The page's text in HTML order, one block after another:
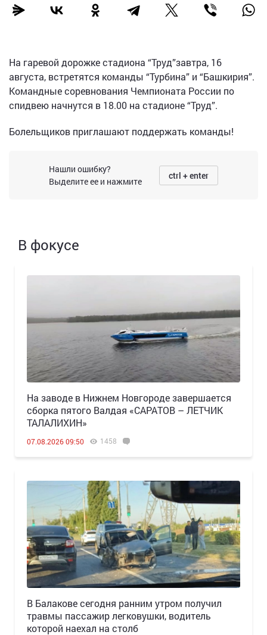
На гаревой дорожке стадиона “Труд”завтра, 16
августа, встретятся команды “Турбина” и “Башкирия”.
Командные соревнования Чемпионата России по
спидвею начнутся в 18.00 на стадионе “Труд”.
Болельщиков приглашают поддержать команды!
Нашли ошибку?
Выделите ее и нажмите
ctrl + enter
В фокусе
Н️а заводе в Нижнем Новгороде завершается
сборка пятого Валдая «САРАТОВ – ЛЕТЧИК
ТАЛАЛИХИН»
07.08.2026 09:50 1458
В Балакове сегодня ранним утром получил
травмы пассажир легковушки, водитель
которой наехал на столб